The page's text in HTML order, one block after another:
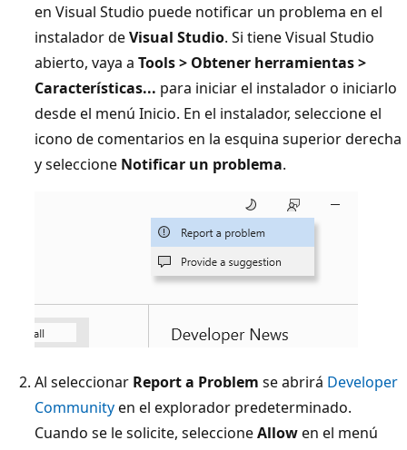
en Visual Studio puede notificar un problema en el
instalador deVisual Studio. Si tiene Visual Studio
abierto, vaya a Tools > Obtener herramientas >
Características... para iniciar el instalador o iniciarlo
desde el menú Inicio. En el instalador, seleccione el
icono de comentarios en la esquina superior derecha
y seleccione Notificar un problema.
Al seleccionar Report a Problem se abrirá Developer
Communityen el explorador predeterminado.
Cuando se le solicite, seleccioneAllowen el menú